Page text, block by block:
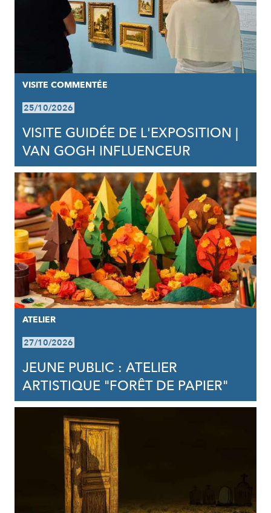
VISITE COMMENTÉE
25/10/2026
VISITE GUIDÉE DE L'EXPOSITION |
VAN GOGH INFLUENCEUR
ATELIER
27/10/2026
JEUNE PUBLIC : ATELIER
ARTISTIQUE "FORÊT DE PAPIER"